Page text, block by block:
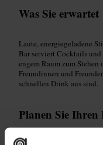
Was Sie erwartet
Laute, energiegeladene
Bar serviert Cocktails
engem Raum zum
Freundinnen und
schnellen Drink aus sind.
Planen Sie Ihren